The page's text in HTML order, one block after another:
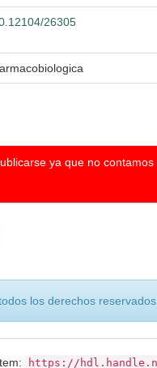
26305
ya que no
los derechos
https://